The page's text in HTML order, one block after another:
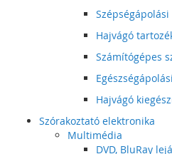
Hajvágó
Számítógépes
Hajvágó
Szórakoztató elektronika
Multimédia
DVD, BluRay